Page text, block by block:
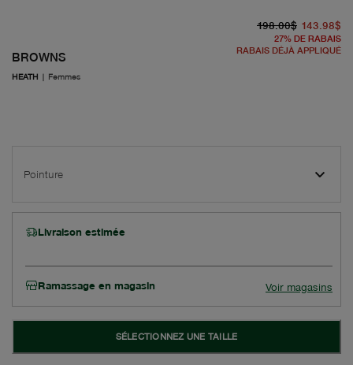
BROWNS
HEATH | Femmes
198.00$ 143.98$
27% DE RABAIS
RABAIS DÉJÀ APPLIQUÉ
Pointure
Livraison estimée
Ramassage en magasin Voir magasins
SÉLECTIONNEZ UNE TAILLE